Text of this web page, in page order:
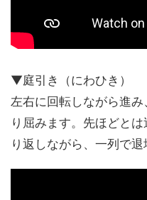
▼庭引き（にわひき）
左右に回転しながら進
り屈みます。先ほどと
り返しながら、一列で退